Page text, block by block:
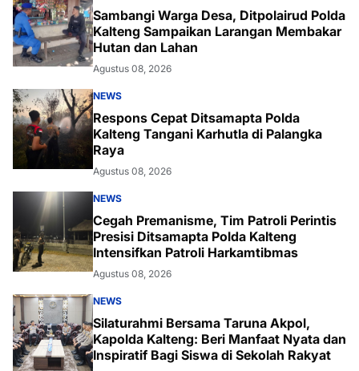
Sambangi Warga Desa, Ditpolairud Polda
Kalteng Sampaikan Larangan Membakar
Hutan dan Lahan
Agustus 08, 2026
NEWS
Respons Cepat Ditsamapta Polda
Kalteng Tangani Karhutla di Palangka
Raya
Agustus 08, 2026
NEWS
Cegah Premanisme, Tim Patroli Perintis
Presisi Ditsamapta Polda Kalteng
Intensifkan Patroli Harkamtibmas
Agustus 08, 2026
NEWS
Silaturahmi Bersama Taruna Akpol,
Kapolda Kalteng: Beri Manfaat Nyata dan
Inspiratif Bagi Siswa di Sekolah Rakyat